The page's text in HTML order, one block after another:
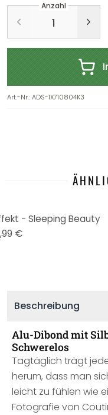
Anzahl
Art.-Nr.:ADS-1X710804K3
- Sleeping Beauty
€
Beschreibung
Alu-Dibond mit
Schwerelos
Tagtäglich trägt
herum, dass man
leicht zu fühlen wie
Fotografie von